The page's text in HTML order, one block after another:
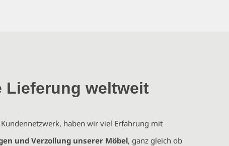
Lieferung weltweit
haben wir viel Erfahrung mit
und Verzollung unserer Möbel, ganz gleich ob